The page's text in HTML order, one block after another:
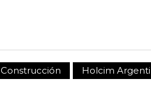
Construcción
Holcim